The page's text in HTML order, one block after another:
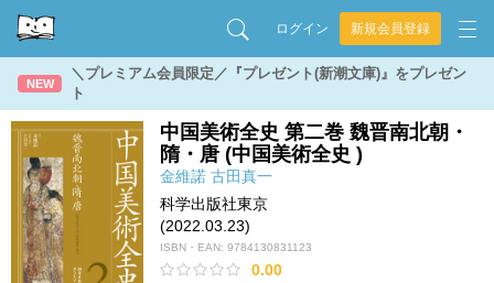
ログイン 新規会員登録
NEW
＼プレミアム会員限定／『プレゼント(新潮文庫)』をプレゼン
ト
中国美術全史 第二巻 魏晋南北朝・
隋・唐 (中国美術全史 )
金維諾 古田真一
科学出版社東京
(2022.03.23)
ISBN・EAN: 9784130831123
0.00